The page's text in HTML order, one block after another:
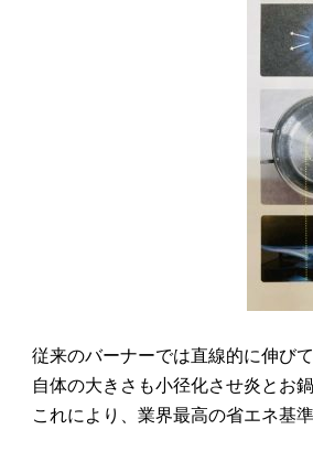
従来のバーナーでは直線的に伸び
自体の大きさも小径化させ炎とお
これにより、業界最高の省エネ基